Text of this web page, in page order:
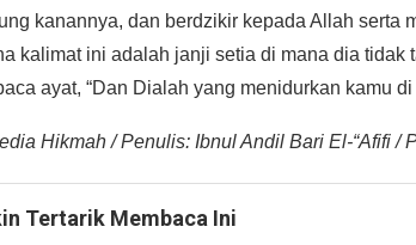
kanannya, dan berdzikir kepada Allah
kalimat ini adalah janji setia di mana dia
ayat, “Dan Dialah yang menidurkan kamu di
Hikmah / Penulis: Ibnul Andil Bari El-“Afifi /
Tertarik Membaca Ini